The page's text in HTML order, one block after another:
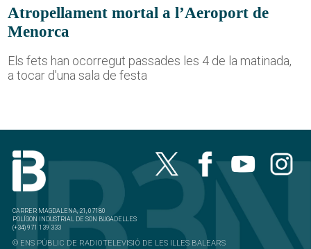
Atropellament mortal a l’Aeroport de
Menorca
Els fets han ocorregut passades les 4 de la matinada,
a tocar d'una sala de festa
CARRER MAGDALENA, 21, 07180
POLÍGON INDUSTRIAL DE SON BUGADELLES
(+34) 971 139 333
© ENS PÚBLIC DE RADIOTELEVISIÓ DE LES ILLES BALEARS